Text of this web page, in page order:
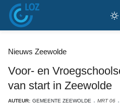
Nieuws Zeewolde
Voor- en
van start in Zeewolde
AUTEUR: GEMEENTE ZEEWOLDE MRT 06